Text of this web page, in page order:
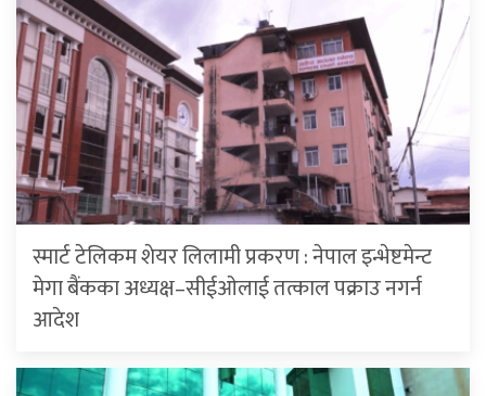
स्मार्ट टेलिकम शेयर लिलामी प्रकरण : नेपाल इन्भेष्टमेन्ट
मेगा बैंकका अध्यक्ष–सीईओलाई तत्काल पक्राउ नगर्न
आदेश